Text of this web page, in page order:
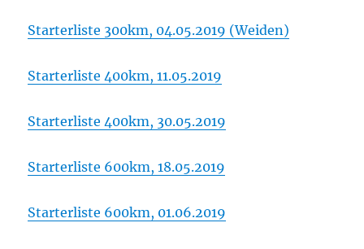
Starterliste 300km, 04.05.2019 (Weiden)
Starterliste 400km, 11.05.2019
Starterliste 400km, 30.05.2019
Starterliste 600km, 18.05.2019
Starterliste 600km, 01.06.2019